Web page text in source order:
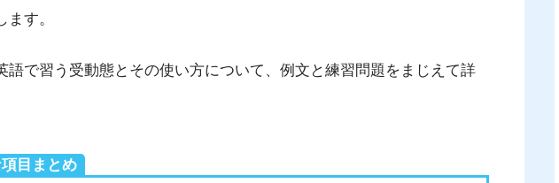
す。
語で習う受動態とその使い方について、例文と練習問題をまじえて詳
目まとめ